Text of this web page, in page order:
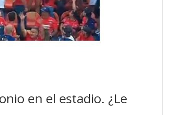
en el estadio. ¿Le